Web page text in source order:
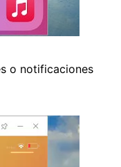
o notificaciones